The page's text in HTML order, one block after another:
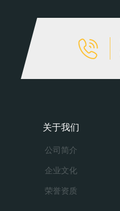
关于我们
公司简介
企业文化
荣誉资质